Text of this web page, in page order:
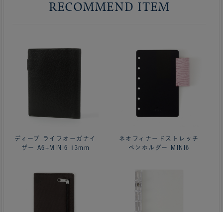
RECOMMEND ITEM
ディープ ライフオーガナイ
ザー A6+MINI6 13mm
ネオフィナードストレッチ
ペンホルダー MINI6